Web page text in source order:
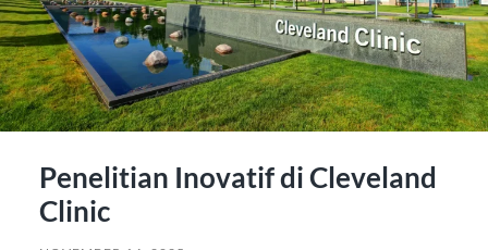
Penelitian Inovatif di Cleveland
Clinic